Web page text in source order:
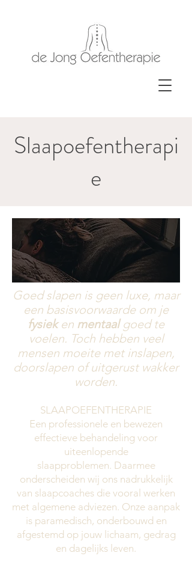
Slaapoefentherapi
e
Goed slapen is geen luxe, maar
een basisvoorwaarde om je
fysieken mentaalgoed te
voelen. Toch hebben veel
mensen moeite met inslapen,
doorslapen of uitgerust wakker
worden.
SLAAPOEFENTHERAPIE
Een professionele en bewezen
effectieve behandeling voor
uiteenlopende
slaapproblemen. Daarmee
onderscheiden wij ons nadrukkelijk
van slaapcoaches die vooral werken
met algemene adviezen. Onze aanpak
is paramedisch, onderbouwd en
afgestemd op jouw lichaam, gedrag
en dagelijks leven.